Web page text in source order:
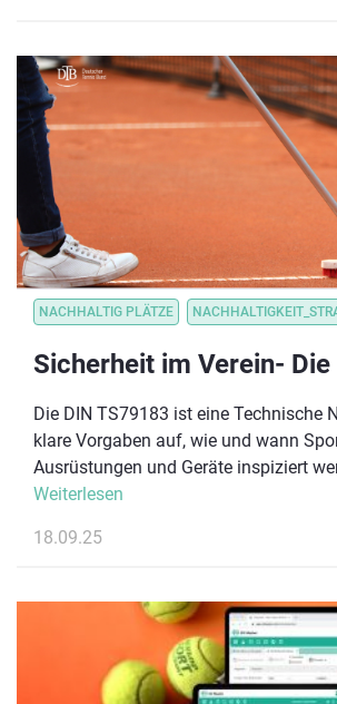
NACHHALTIG PLÄTZE
Die DIN TS79183 ist eine Technische
klare Vorgaben auf, wie und wann
Ausrüstungen und Geräte inspiziert
Sie gibt einen Leitfaden vor, wie die
Weiterlesen
18.09.25